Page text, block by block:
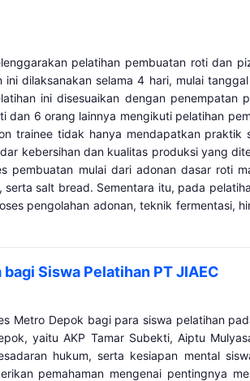
pelatihan pembuatan roti dan
dilaksanakan selama 4 hari, mulai
ini disesuaikan dengan penempatan
6 orang lainnya mengikuti pelatihan
trainee tidak hanya mendapatkan praktik
kebersihan dan kualitas produksi yang
pembuatan mulai dari adonan dasar roti
salt bread. Sementara itu, pada
pengolahan adonan, teknik fermentasi,
Siswa Pelatihan PT JIAEC
Metro Depok bagi para siswa pelatihan
yaitu AKP Tamar Subekti, Aiptu
hukum, serta kesiapan mental
pemahaman mengenai pentingnya